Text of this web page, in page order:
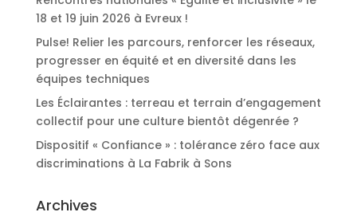
18 et 19 juin 2026 à Evreux !
Pulse! Relier les parcours, renforcer les réseaux,
progresser en équité et en diversité dans les
équipes techniques
Les Éclairantes : terreau et terrain d’engagement
collectif pour une culture bientôt dégenrée ?
Dispositif « Confiance » : tolérance zéro face aux
discriminations à La Fabrik à Sons
Archives